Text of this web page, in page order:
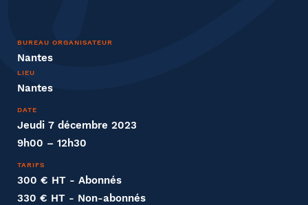
BUREAU ORGANISATEUR
Nantes
LIEU
Nantes
DATE
Jeudi 7 décembre 2023
9h00 – 12h30
TARIFS
300 € HT - Abonnés
330 € HT - Non-abonnés
Entreprise
Société